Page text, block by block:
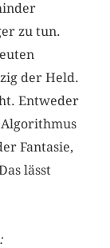
zu tun.
der Held.
Entweder
Fantasie,
lässt